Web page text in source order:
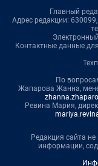
Главный
Адрес редакции:
Контактные данные
По
Жапарова Жанна,
Ревина Мария,
Редакция сайта не
информации,